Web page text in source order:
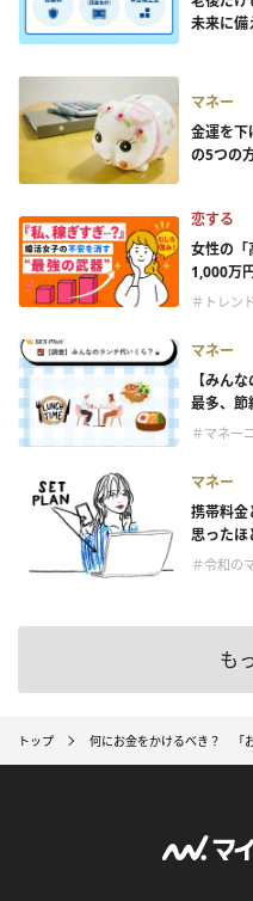
未来に備
マネー
金運を
の5つの
恋する
女性の
1,000万
＃トレン
マネー
【みん
最多、節
＃マネー
マネー
携帯料金
思ったほ
＃令和の
も
トップ 何にお金をかけるべき？ 「